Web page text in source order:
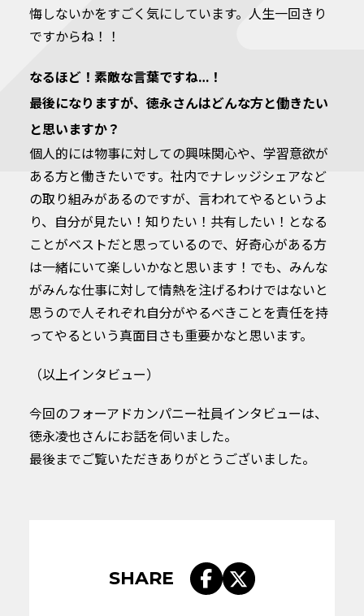
悔しないかをすごく気にしています。人生一回きり
ですからね！！
なるほど！素敵な言葉ですね…！
最後になりますが、徳永さんはどんな方と働きたい
と思いますか？
個人的には物事に対しての興味関心や、学習意欲が
ある方と働きたいです。社内でナレッジシェアなど
の取り組みがあるのですが、言われてやるというよ
り、自分が見たい！知りたい！共有したい！となる
ことがベストだと思っているので、好奇心がある方
は一緒にいて楽しいかなと思います！でも、みんな
がみんな仕事に対して情熱を注げるわけではないと
思うので人それぞれ自分がやるべきことを責任を持
ってやるという真面目さも重要かなと思います。
（以上インタビュー）
今回のフォーアドカンパニー社員インタビューは、
徳永凌也さんにお話を伺いました。
最後までご覧いただきありがとうございました。
SHARE